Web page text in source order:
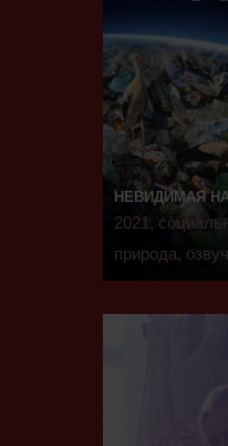
НЕВИДИМАЯ
2021,
природа,